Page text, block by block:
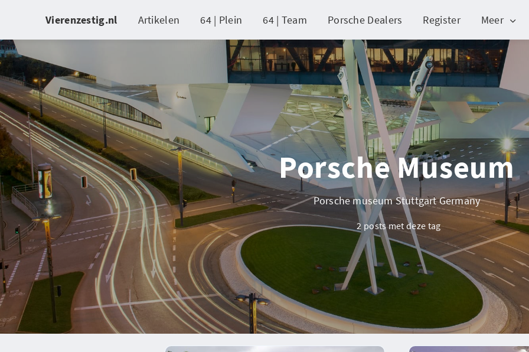
Vierenzestig.nl Artikelen 64 | Plein 64 | Team Porsche Dealers Register Meer
Porsche Museum
Porsche museum Stuttgart Germany
2 posts met deze tag